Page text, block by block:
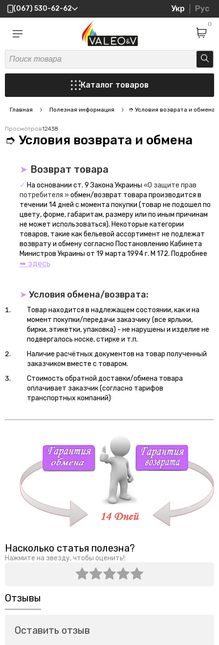
(067) 530-62-62 Укр Рус
0
Каталог товаров
Главная Полезная информация ➮ Условия возврата и обмена
Просмотров12438
➮ Условия возврата и обмена
➤ Возврат товара
✓ На основании ст. 9 Закона Украины «О защите прав
потребителя » обмен/возврат товара производится в
течении 14 дней с момента покупки (товар не подошел по
цвету, форме, габаритам, размеру или по иным причинам
не может использоваться). Некоторые категории
товаров, такие как бельевой ассортимент не подлежат
возврату и обмену согласно Постановлению Кабинета
Министров Украины от 19 марта 1994 г. М 172. Подробнее
➥ здесь
➤ Условия обмена/возврата:
Товар находится в надлежащем состоянии, как и на
момент покупки/передачи заказчику (все ярлыки,
бирки, этикетки, упаковка) - не нарушены и изделие не
подвергалось носке, стирке и т.п.
Наличие расчётных документов на товар полученный
заказчиком вместе с товаром.
Стоимость обратной доставки/обмена товара
оплачивает заказчик (согласно тарифов
транспортных компаний)
Насколько статья полезна?
Нажмите на звезду, чтобы оценить!:
Отзывы
Оставить отзыв